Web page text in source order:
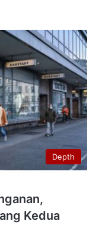
Depth
Kedua